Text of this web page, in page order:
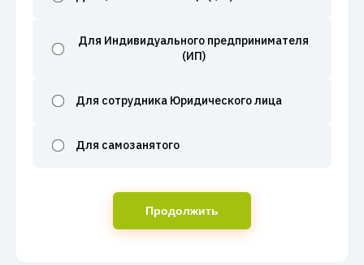
Для Индивидуального предпринимателя
(ИП)
Для сотрудника Юридического лица
Для самозанятого
Продолжить